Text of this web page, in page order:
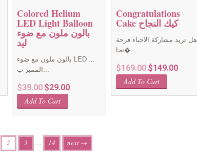
Colored Helium
LED Light Balloon
بالون ملون مع ضوء
ليد
بالون ملون مع ضوء LED ...
المميز ب...
$39.00 Original
price
was:
$29.00Current
Add To Cart
Congratulations
Cake كيك النجاح
هل تريد مشاركة الاحباء فرحة
نجا�...
$169.00 Original
price
was:
$149.00Current
Add To Cart
2 3 … 14 next →